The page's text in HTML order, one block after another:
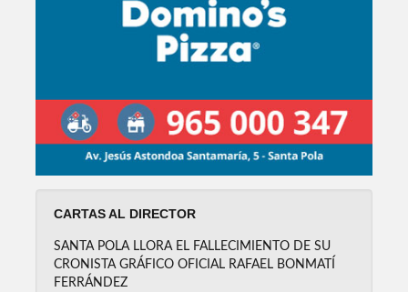
CARTAS AL DIRECTOR
SANTA POLA LLORA EL FALLECIMIENTO DE SU
CRONISTA GRÁFICO OFICIAL RAFAEL BONMATÍ
FERRÁNDEZ